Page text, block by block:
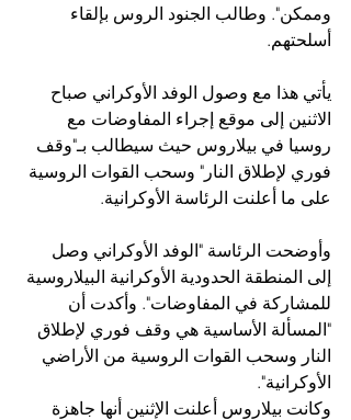
وممكن". وطالب الجنود الروس بإلقاء
أسلحتهم.
يأتي هذا مع وصول الوفد الأوكراني صباح
الاثنين إلى موقع إجراء المفاوضات مع
روسيا في بيلاروس حيث سيطالب بـ"وقف
فوري لإطلاق النار" وسحب القوات الروسية
على ما أعلنت الرئاسة الأوكرانية.
وأوضحت الرئاسة "الوفد الأوكراني وصل
إلى المنطقة الحدودية الأوكرانية البيلاروسية
للمشاركة في المفاوضات". وأكدت أن
"المسألة الأساسية هي وقف فوري لإطلاق
النار وسحب القوات الروسية من الأراضي
الأوكرانية".
وكانت بيلاروس أعلنت الإثنين أنها جاهزة